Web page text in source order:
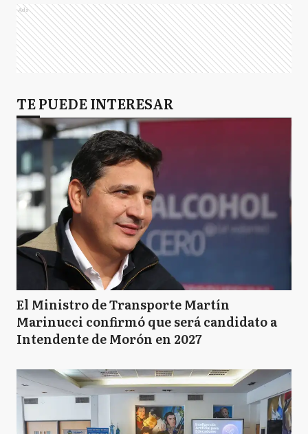
Ads
TE PUEDE INTERESAR
El Ministro de Transporte Martín
Marinucci confirmó que será candidato a
Intendente de Morón en 2027